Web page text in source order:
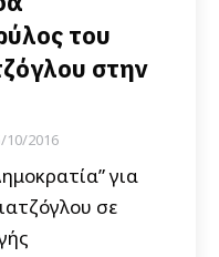
του
στην
10/2016
για
σε